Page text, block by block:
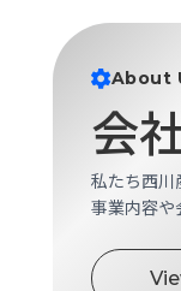
About
会
私たち西川
事業内容や